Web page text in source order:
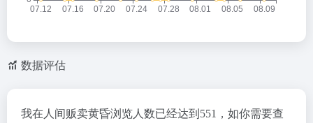
数据评估
我在人间贩卖黄昏浏览人数已经达到551，如你需要查